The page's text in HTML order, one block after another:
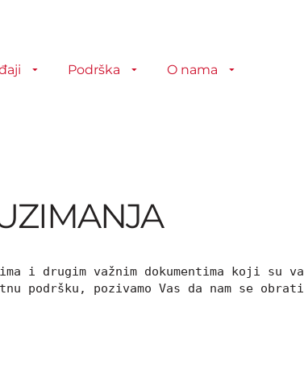
Podrška O nama
i drugim važnim dokumentima koji su
pozivamo Vas da nam se